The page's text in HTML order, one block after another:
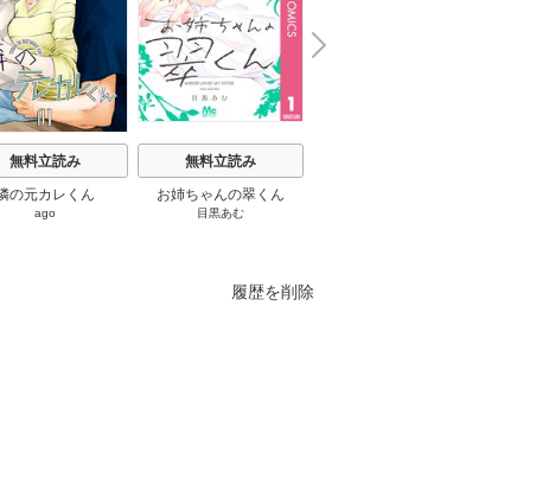
無料立読み
の元カレくん
ago
無料立読み
お姉ちゃんの翠くん
目黒あむ
N
x
t
履歴を削除